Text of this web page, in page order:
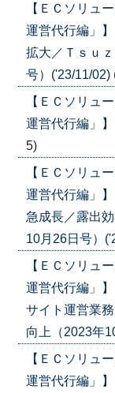
【ＥＣソリュ
運営代行編」
拡大／Ｔｓｕ
号）('23/11/02)
【ＥＣソリュ
運営代行編」
5)
【ＥＣソリュ
運営代行編」
急成長／露出
10月26日号）
【ＥＣソリュ
運営代行編」
サイト運営業
向上（2023年
【ＥＣソリュ
運営代行編」